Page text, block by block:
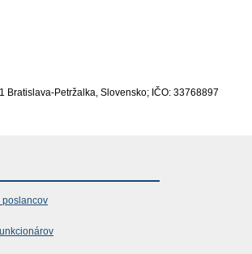
Bratislava-Petržalka, Slovensko; IČO: 33768897
poslancov